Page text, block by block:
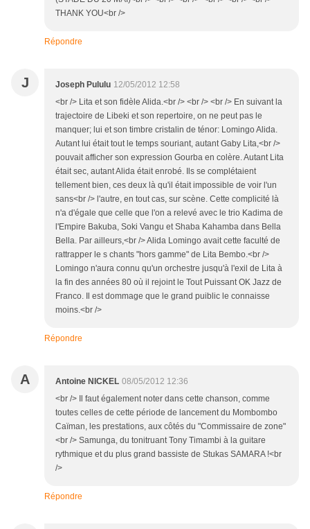
THANK YOU<br />
Répondre
J Joseph Pululu 12/05/2012 12:58
<br /> Lita et son fidèle Alida.<br /> <br /> <br /> En suivant la
trajectoire de Libeki et son repertoire, on ne peut pas le
manquer; lui et son timbre cristalin de ténor: Lomingo Alida.
Autant lui était tout le temps souriant, autant Gaby Lita,<br />
pouvait afficher son expression Gourba en colère. Autant Lita
était sec, autant Alida était enrobé. Ils se complétaient
tellement bien, ces deux là qu'il était impossible de voir l'un
sans<br /> l'autre, en tout cas, sur scène. Cette complicité là
n'a d'égale que celle que l'on a relevé avec le trio Kadima de
l'Empire Bakuba, Soki Vangu et Shaba Kahamba dans Bella
Bella. Par ailleurs,<br /> Alida Lomingo avait cette faculté de
rattrapper le s chants "hors gamme" de Lita Bembo.<br />
Lomingo n'aura connu qu'un orchestre jusqu'à l'exil de Lita à
la fin des années 80 où il rejoint le Tout Puissant OK Jazz de
Franco. Il est dommage que le grand puiblic le connaisse
moins.<br />
Répondre
A Antoine NICKEL 08/05/2012 12:36
<br /> Il faut également noter dans cette chanson, comme
toutes celles de cette période de lancement du Mombombo
Caïman, les prestations, aux côtés du "Commissaire de zone"
<br /> Samunga, du tonitruant Tony Timambi à la guitare
rythmique et du plus grand bassiste de Stukas SAMARA !<br
/>
Répondre